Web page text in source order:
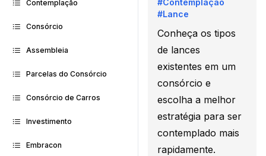
Contemplação
Consórcio
Assembleia
Parcelas do Consórcio
Consórcio de Carros
Investimento
Embracon
#Lance
Conheça os tipos
de lances
existentes em um
consórcio e
escolha a melhor
estratégia para ser
contemplado mais
rapidamente.